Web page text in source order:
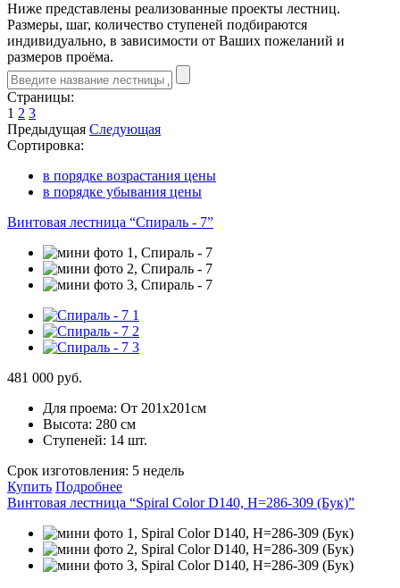
Ниже представлены реализованные проекты лестниц.
Размеры, шаг, количество ступеней подбираются
индивидуально, в зависимости от Ваших пожеланий и
размеров проёма.
Страницы:
1 2 3
Предыдущая Следующая
Сортировка:
в порядке возрастания цены
в порядке убывания цены
Винтовая лестница “Спираль - 7”
481 000 руб.
Для проема: От 201х201см
Высота: 280 см
Ступеней: 14 шт.
Срок изготовления: 5 недель
Купить Подробнее
Винтовая лестница “Spiral Color D140, H=286-309 (Бук)”